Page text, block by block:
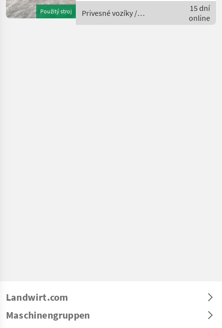
Použitý stroj
Muster- Bilder --, Mehr D
Privesné vozíky /
Humbaur
15 dní
online
Landwirt.com
Maschinengruppen